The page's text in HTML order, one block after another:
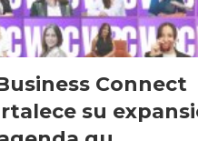
Connect
su